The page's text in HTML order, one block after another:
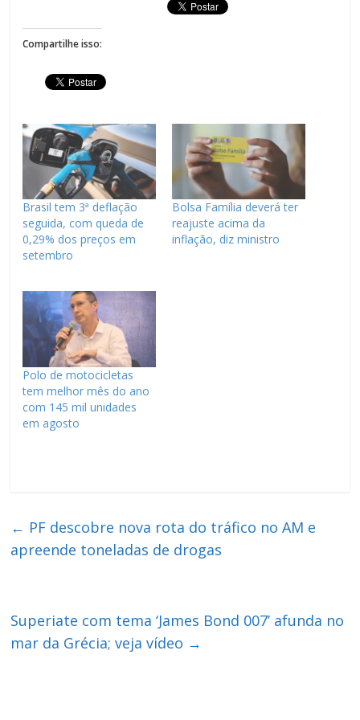
Compartilhe isso:
Brasil tem 3ª deflação
seguida, com queda de
0,29% dos preços em
setembro
Bolsa Família deverá ter
reajuste acima da
inflação, diz ministro
Polo de motocicletas
tem melhor mês do ano
com 145 mil unidades
em agosto
← PF descobre nova rota do tráfico no AM e
apreende toneladas de drogas
Superiate com tema ‘James Bond 007’ afunda no
mar da Grécia; veja vídeo →